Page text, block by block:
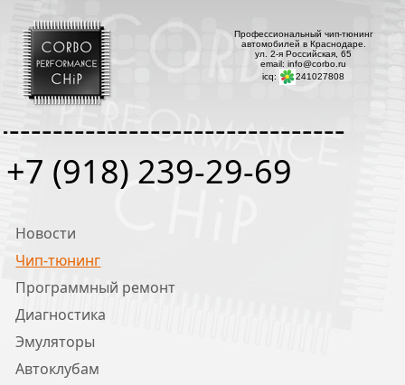
+7 (918) 239-29-69
Профессиональный чип-тюнинг
автомобилей в Краснодаре.
ул. 2-я Российская, 65
email: info@corbo.ru
icq:
241027808
Новости
Чип-тюнинг
Программный ремонт
Диагностика
Эмуляторы
Автоклубам